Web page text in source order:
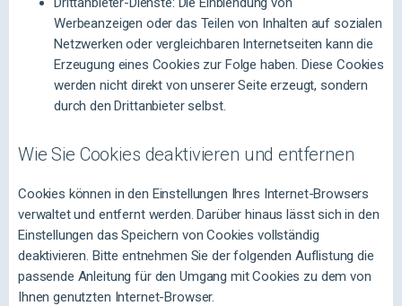
Werbeanzeigen oder das Teilen von Inhalten auf sozialen
Netzwerken oder vergleichbaren Internetseiten kann die
Erzeugung eines Cookies zur Folge haben. Diese Cookies
werden nicht direkt von unserer Seite erzeugt, sondern
durch den Drittanbieter selbst.
Wie Sie Cookies deaktivieren und entfernen
Cookies können in den Einstellungen Ihres Internet-Browsers
verwaltet und entfernt werden. Darüber hinaus lässt sich in den
Einstellungen das Speichern von Cookies vollständig
deaktivieren. Bitte entnehmen Sie der folgenden Auflistung die
passende Anleitung für den Umgang mit Cookies zu dem von
Ihnen genutzten Internet-Browser.